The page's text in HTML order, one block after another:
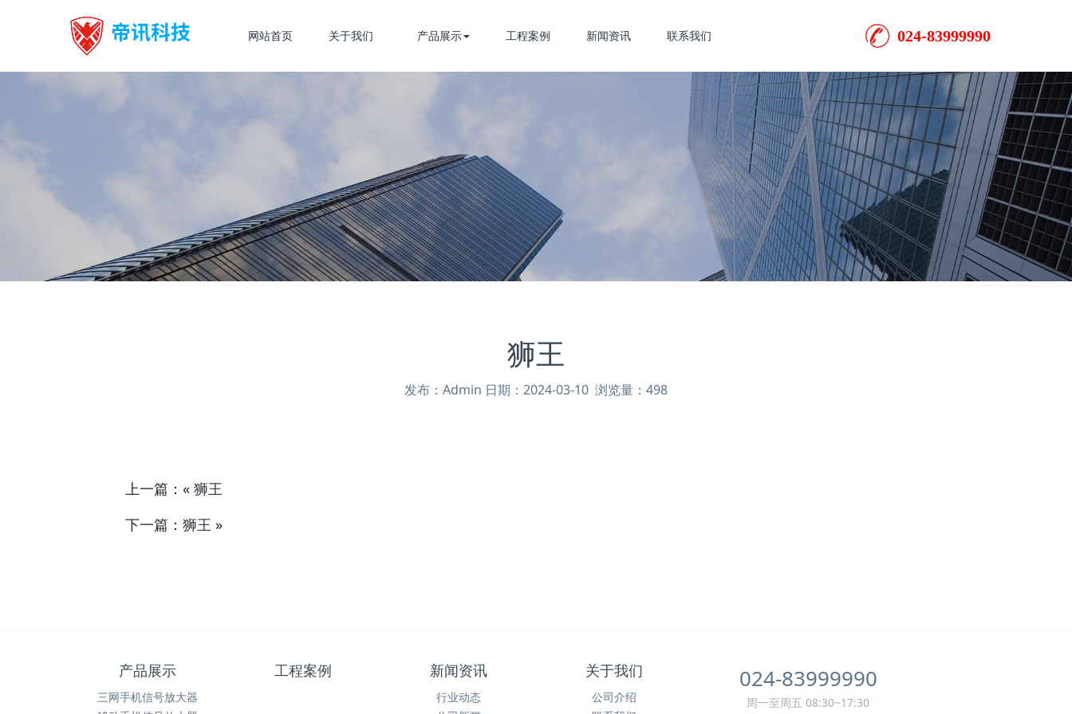
网站首页 关于我们 产品展示 工程案例 新闻资讯 联系我们 024-83999990
狮王
发布：Admin 日期：2024-03-10 浏览量：498
上一篇：« 狮王
下一篇： 狮王 »
产品展示
三网手机信号放大器
工程案例 新闻资讯
行业动态
关于我们
公司介绍
024-83999990
周一至周五 08:30~17:30